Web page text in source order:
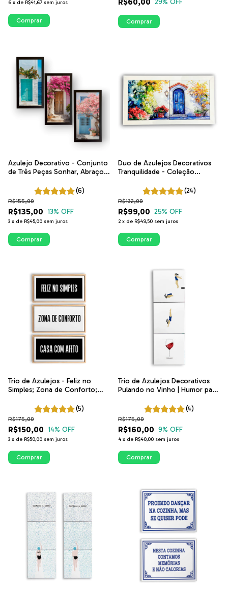
6 x de R$41,67 sem juros
Comprar
R$60,00 29% OFF
Comprar
Azulejo Decorativo - Conjunto
de Três Peças Sonhar, Abraço e
(6)
R$135,00
R$155,00
13% OFF
3 x de R$45,00 sem juros
Comprar
Duo de Azulejos Decorativos
Tranquilidade - Coleção
(24)
R$99,00
R$132,00
25% OFF
2 x de R$49,50 sem juros
Comprar
Trio de Azulejos - Feliz no
Simples; Zona de Conforto;
(5)
R$150,00
R$175,00
14% OFF
3 x de R$50,00 sem juros
Comprar
Trio de Azulejos Decorativos
Pulando no Vinho | Humor para
(4)
R$160,00
R$175,00
9% OFF
4 x de R$40,00 sem juros
Comprar